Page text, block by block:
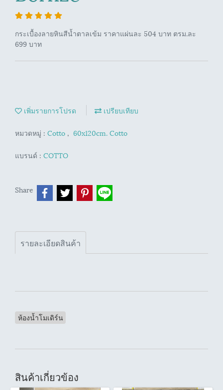
กระเบื้องลายหินสีน้ำตาลเข้ม ราคาแผ่นละ 504 บาท ตรม.ละ
699 บาท
เพิ่มรายการโปรด เปรียบเทียบ
หมวดหมู่ : Cotto , 60x120cm. Cotto
แบรนด์ : COTTO
Share
รายละเอียดสินค้า
ห้องน้ำโมเดิร์น
สินค้าเกี่ยวข้อง